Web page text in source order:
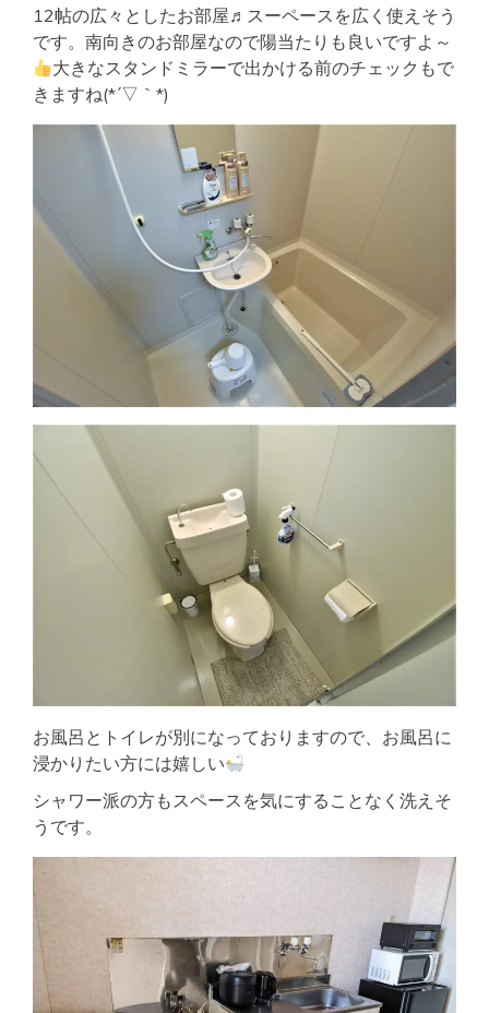
12帖の広々としたお部屋♬スーペースを広く使えそう
です。南向きのお部屋なので陽当たりも良いですよ～
大きなスタンドミラーで出かける前のチェックもで
きますね(*´▽｀*)
お風呂とトイレが別になっておりますので、お風呂に
浸かりたい方には嬉しい
シャワー派の方もスペースを気にすることなく洗えそ
うです。